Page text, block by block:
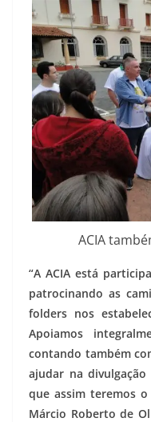
ACIA
“A ACIA está
patrocinando as
folders nos
Apoiamos
contando também
ajudar na
que assim teremos
Márcio Roberto de